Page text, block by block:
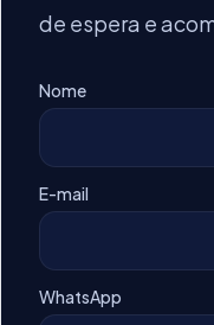
de espera e
Nome
E-mail
WhatsApp